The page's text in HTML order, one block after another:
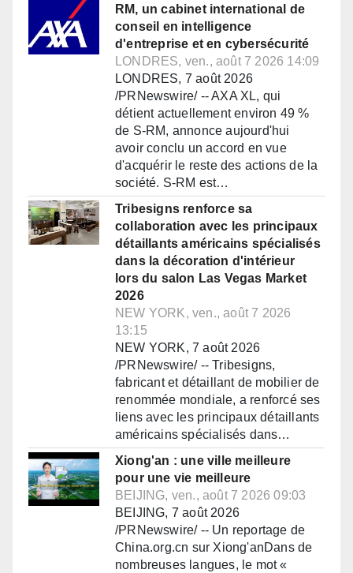
RM, un cabinet international de
conseil en intelligence
d'entreprise et en cybersécurité
LONDRES, ven., août 7 2026 14:09
LONDRES, 7 août 2026
/PRNewswire/ -- AXA XL, qui
détient actuellement environ 49 %
de S-RM, annonce aujourd'hui
avoir conclu un accord en vue
d'acquérir le reste des actions de la
société. S-RM est…
Tribesigns renforce sa
collaboration avec les principaux
détaillants américains spécialisés
dans la décoration d'intérieur
lors du salon Las Vegas Market
2026
NEW YORK, ven., août 7 2026
13:15
NEW YORK, 7 août 2026
/PRNewswire/ -- Tribesigns,
fabricant et détaillant de mobilier de
renommée mondiale, a renforcé ses
liens avec les principaux détaillants
américains spécialisés dans…
Xiong'an : une ville meilleure
pour une vie meilleure
BEIJING, ven., août 7 2026 09:03
BEIJING, 7 août 2026
/PRNewswire/ -- Un reportage de
China.org.cn sur Xiong'anDans de
nombreuses langues, le mot «